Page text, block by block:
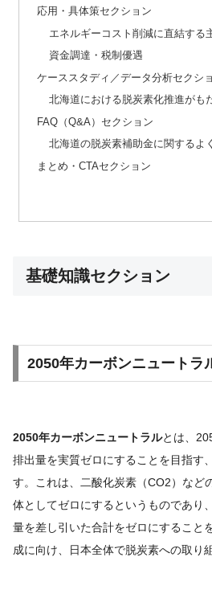
応用・具体策セクション
エネルギーコスト削減に直結する
資金調達・税制優遇
ケーススタディ／データ分析セクシ
北海道における脱炭素化推進がも
FAQ（Q&A）セクション
北海道の脱炭素補助金に関するよ
まとめ・CTAセクション
基礎知識セクション
2050年カーボンニュートラ
2050年カーボンニュートラルとは、
排出量を実質ゼロにすることを目指す
す。これは、二酸化炭素（CO2）など
体としてゼロにするというものであり
量を差し引いた合計をゼロにすること
成に向け、日本全体で脱炭素への取り